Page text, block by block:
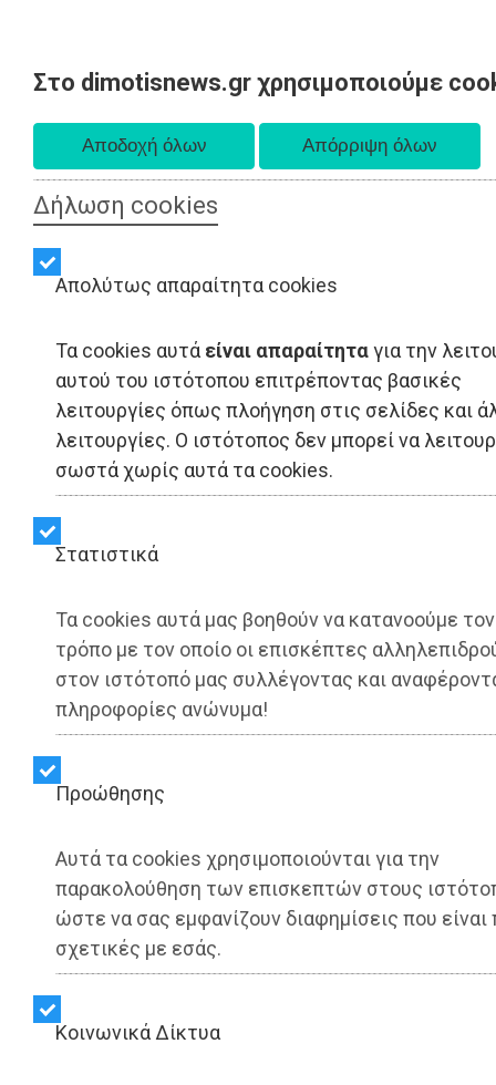
Στο dimotisnews.gr χρησιμοποιούμε
Δήλωση cookies
Απολύτως απαραίτητα cookies
Τα cookies αυτά είναι απαραίτηταγια την
αυτού του ιστότοπου επιτρέποντας βασικές
λειτουργίες όπως πλοήγηση στις σελίδες και
λειτουργίες. Ο ιστότοπος δεν μπορεί να
σωστά χωρίς αυτά τα cookies.
Στατιστικά
Τα cookies αυτά μας βοηθούν να κατανοούμε τον
τρόπο με τον οποίο οι επισκέπτες
στον ιστότοπό μας συλλέγοντας και
πληροφορίες ανώνυμα!
Προώθησης
Αυτά τα cookies χρησιμοποιούνται για την
παρακολούθηση των επισκεπτών στους
ώστε να σας εμφανίζουν διαφημίσεις που είναι
σχετικές με εσάς.
Kοινωνικά Δίκτυα
Α. 6:33 πμ - Δ. 8:28 μμ
Χάρης Δούκας: 5 δράσεις
που πρέπει να γνωρίζεις
(photo)
Dimotisnews | 03/07/2026 - 22:02
▶️ Ακούστε το κείμενο